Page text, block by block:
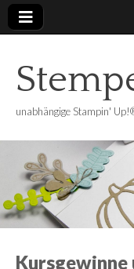
unabhängige Stampin'